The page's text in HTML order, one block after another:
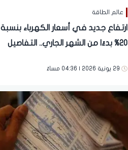
عالم الطاقة
ارتفاع جديد في أسعار الكهرباء بنسبة
20% بدءًا من الشهر الجاري.. التفاصيل
29 يونية 2026 | 04:36 مساءً